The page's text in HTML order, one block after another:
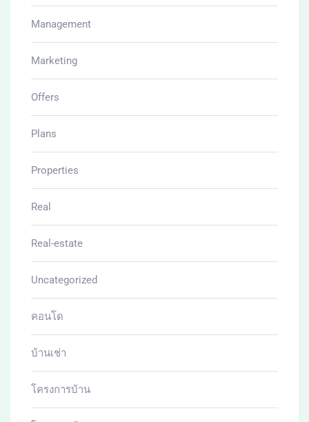
Management
Marketing
Offers
Plans
Properties
Real
Real-estate
Uncategorized
คอนโด
บ้านเช่า
โครงการบ้าน